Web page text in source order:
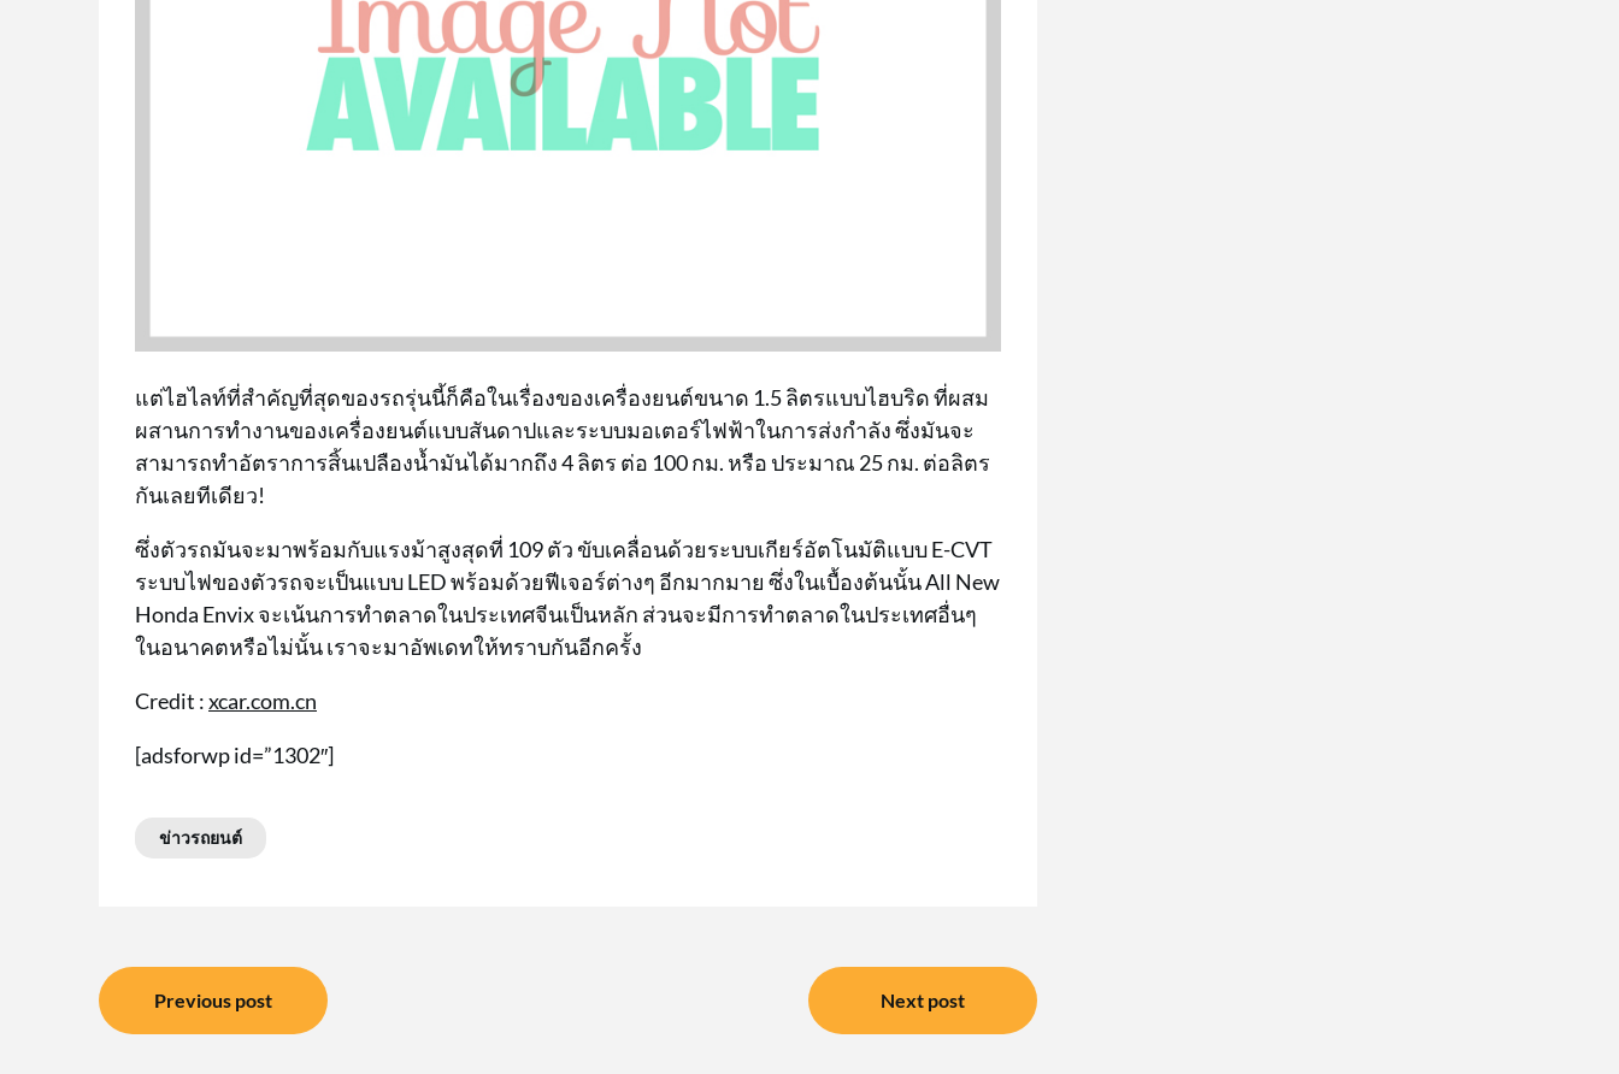
แต่ไฮไลท์ที่สำคัญที่สุดของรถรุ่นนี้ก็คือในเรื่องของเครื่องยนต์ขนาด 1.5 ลิตรแบบไฮบริด ที่ผสม
ผสานการทำงานของเครื่องยนต์แบบสันดาปและระบบมอเตอร์ไฟฟ้าในการส่งกำลัง ซึ่งมันจะ
สามารถทำอัตราการสิ้นเปลืองน้ำมันได้มากถึง 4 ลิตร ต่อ 100 กม. หรือ ประมาณ 25 กม. ต่อลิตร
กันเลยทีเดียว!
ซึ่งตัวรถมันจะมาพร้อมกับแรงม้าสูงสุดที่ 109 ตัว ขับเคลื่อนด้วยระบบเกียร์อัตโนมัติแบบ E-CVT
ระบบไฟของตัวรถจะเป็นแบบ LED พร้อมด้วยฟีเจอร์ต่างๆ อีกมากมาย ซึ่งในเบื้องต้นนั้น All New
Honda Envix จะเน้นการทำตลาดในประเทศจีนเป็นหลัก ส่วนจะมีการทำตลาดในประเทศอื่นๆ
ในอนาคตหรือไม่นั้น เราจะมาอัพเดทให้ทราบกันอีกครั้ง
Credit :xcar.com.cn
[adsforwp id=”1302″]
ข่าวรถยนต์
แนะแนว
เรื่อง
Previous post Next post